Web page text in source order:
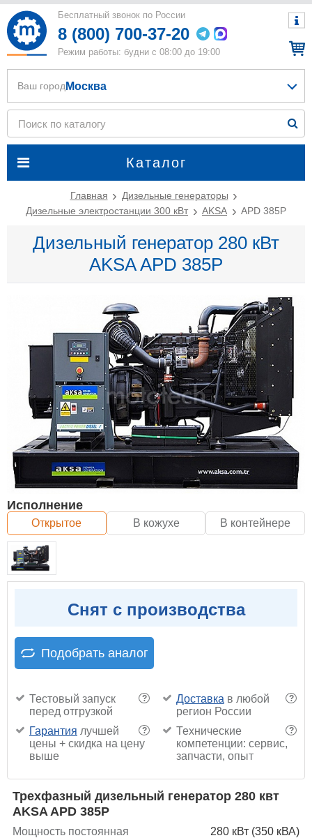
Бесплатный звонок по России
8 (800) 700-37-20
Режим работы: будни с 08:00 до 19:00
Каталог
Ваш город Москва
Главная
Дизельные генераторы
Дизельные электростанции 300 кВт
AKSA APD 385P
Дизельный генератор 280 кВт
AKSA APD 385P
Исполнение
Открытое В кожухе В контейнере
Снят с производства
Подобрать аналог
?
Тестовый запуск
перед отгрузкой
?
Доставка в любой
регион России
?
Гарантия лучшей
цены + скидка на цену
выше
?
Технические
компетенции: сервис,
запчасти, опыт
Трехфазный дизельный генератор 280 квт
AKSA APD 385P
Мощность постоянная
280 кВт (350 кВА)